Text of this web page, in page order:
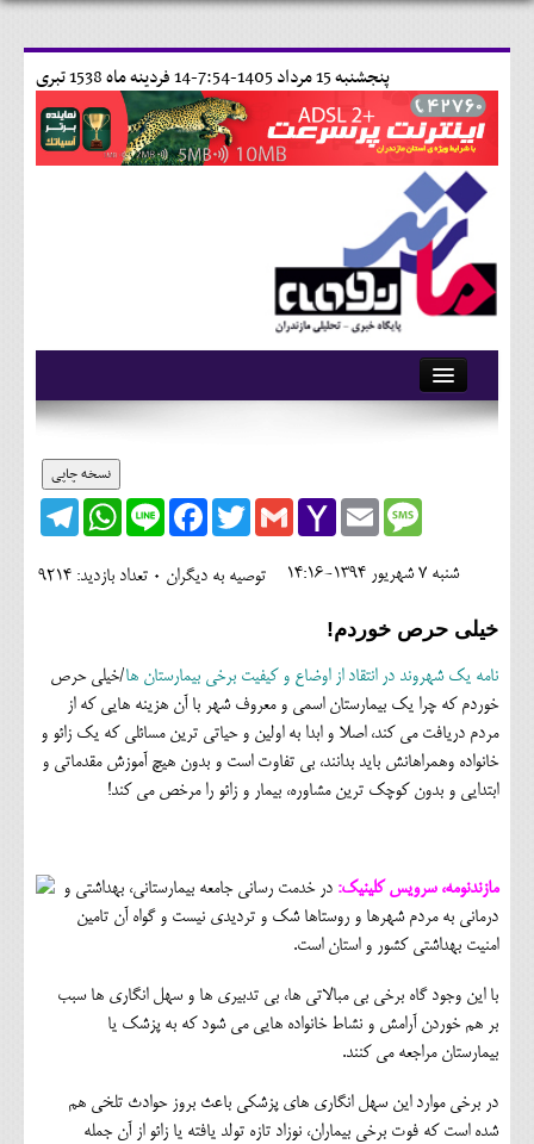
14 فردينه ماه 1538 تبری پنجشنبه 15 مرداد 1405-7:54-
آرشیو
وبلاگ
حقوقی
محیط زیست و گردشگری
فرهنگی و هنری
سیاسی
خانه
نسخه چاپی
Telegram
WhatsApp Line
FacebookTwitterGmailYahoo
Mail
EmailMessage
تعداد بازدید: 9214 توصیه به دیگران 0 شنبه 7 شهريور 1394-14:16
خیلی حرص خوردم!
نامه یک شهروند در انتقاد از اوضاع و کیفیت برخی بیمارستان ها/خیلی حرص
خوردم که چرا یک بیمارستان اسمی و معروف شهر با آن هزینه هایی که از
مردم دریافت می کند، اصلا و ابدا به اولین و حیاتی ترین مسائلی که یک زائو و
خانواده وهمراهانش باید بدانند، بی تفاوت است و بدون هیچ آموزش مقدماتی و
ابتدایی و بدون کوچک ترین مشاوره، بیمار و زائو را مرخص می کند!
مازندنومه، سرویس کلینیک: در خدمت رسانی جامعه بیمارستانی، بهداشتی و
درمانی به مردم شهرها و روستاها شک و تردیدی نیست و گواه آن تامین
امنیت بهداشتی کشور و استان است.
با این وجود گاه برخی بی مبالاتی ها، بی تدبیری ها و سهل انگاری ها سبب
بر هم خوردن آرامش و نشاط خانواده هایی می شود که به پزشک یا
بیمارستان مراجعه می کنند.
در برخی موارد این سهل انگاری های پزشکی باعث بروز حوادث تلخی هم
شده است که فوت برخی بیماران، نوزاد تازه تولد یافته یا زائو از آن جمله